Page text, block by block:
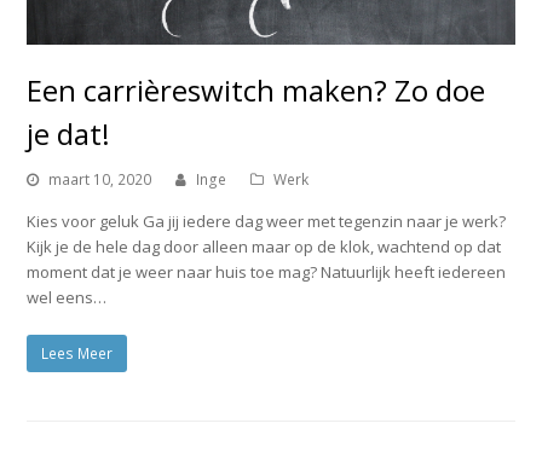
Een carrièreswitch maken? Zo doe
je dat!
maart 10, 2020 Inge Werk
Kies voor geluk Ga jij iedere dag weer met tegenzin naar je werk?
Kijk je de hele dag door alleen maar op de klok, wachtend op dat
moment dat je weer naar huis toe mag? Natuurlijk heeft iedereen
wel eens…
Lees Meer